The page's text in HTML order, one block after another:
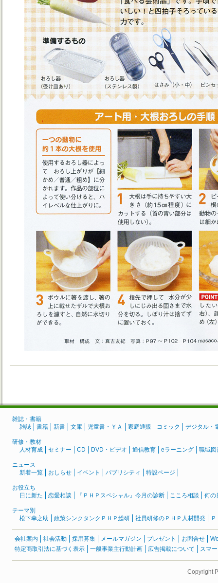
雑誌・書籍
雑誌
書籍 新書 文庫 児童書・ＹＡ 家庭通販 コミック デジタル・
研修・教材
人材育成
セミナー CD DVD・ビデオ 通信教育 eラーニング 職域図
ニュース
新着一覧
おしらせ イベント パブリシティ 特設ページ
お役立ち
日に新た
恋愛相談 『ＰＨＰスペシャル』今月の診断 こころ相談 何の
テーマ別
松下幸之助
政策シンクタンクＰＨＰ総研 社員研修のＰＨＰ人材開発
会社案内 社会活動 採用募集 メールマガジン プレゼント お問合せ
特定商取引法に基づく表示
一般事業主行動計画 広告掲載について スマ
Copyright